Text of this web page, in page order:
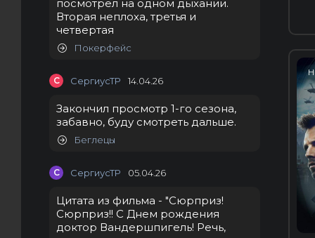
посмотрел на одном дыхании.
Вторая неплоха, третья и
четвертая
Покерфейс
С СергиусТР 14.04.26
Закончил просмотр 1-го сезона,
забавно, буду смотреть дальше.
Беглецы
С СергиусТР 05.04.26
Цитата из фильма - "Сюрприз!
Сюрприз!! С Днем рождения
доктор Вандершпигель! Речь,